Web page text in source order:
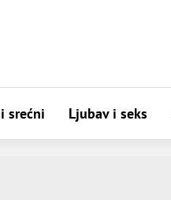
srećni Ljubav i seks